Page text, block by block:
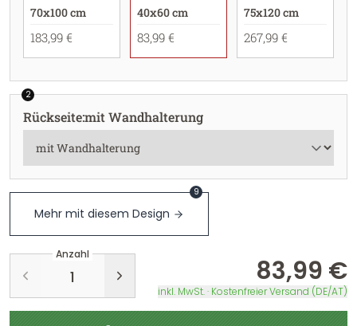
70x100 cm
183,99 €
40x60 cm
83,99 €
75x120 cm
267,99 €
2
Rückseite:mit Wandhalterung
Mehr mit diesem Design
9
Anzahl
83,99 €
inkl. MwSt. · Kostenfreier Versand (DE/AT)